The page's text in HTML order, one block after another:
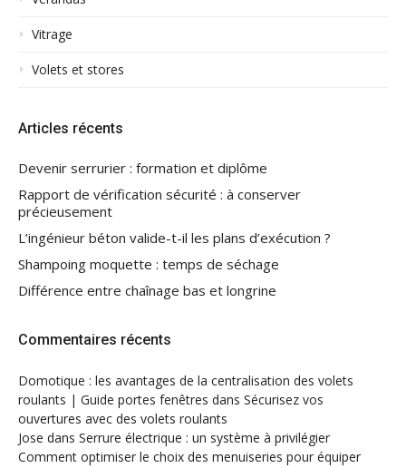
Vitrage
Volets et stores
Articles récents
Devenir serrurier : formation et diplôme
Rapport de vérification sécurité : à conserver
précieusement
L’ingénieur béton valide-t-il les plans d’exécution ?
Shampoing moquette : temps de séchage
Différence entre chaînage bas et longrine
Commentaires récents
Domotique : les avantages de la centralisation des volets
roulants | Guide portes fenêtres dans Sécurisez vos
ouvertures avec des volets roulants
Jose dans Serrure électrique : un système à privilégier
Comment optimiser le choix des menuiseries pour équiper